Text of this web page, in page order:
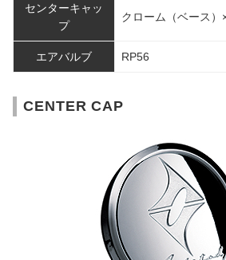
センターキャッ
プ
クローム（ベース）
エアバルブ RP56
CENTER CAP